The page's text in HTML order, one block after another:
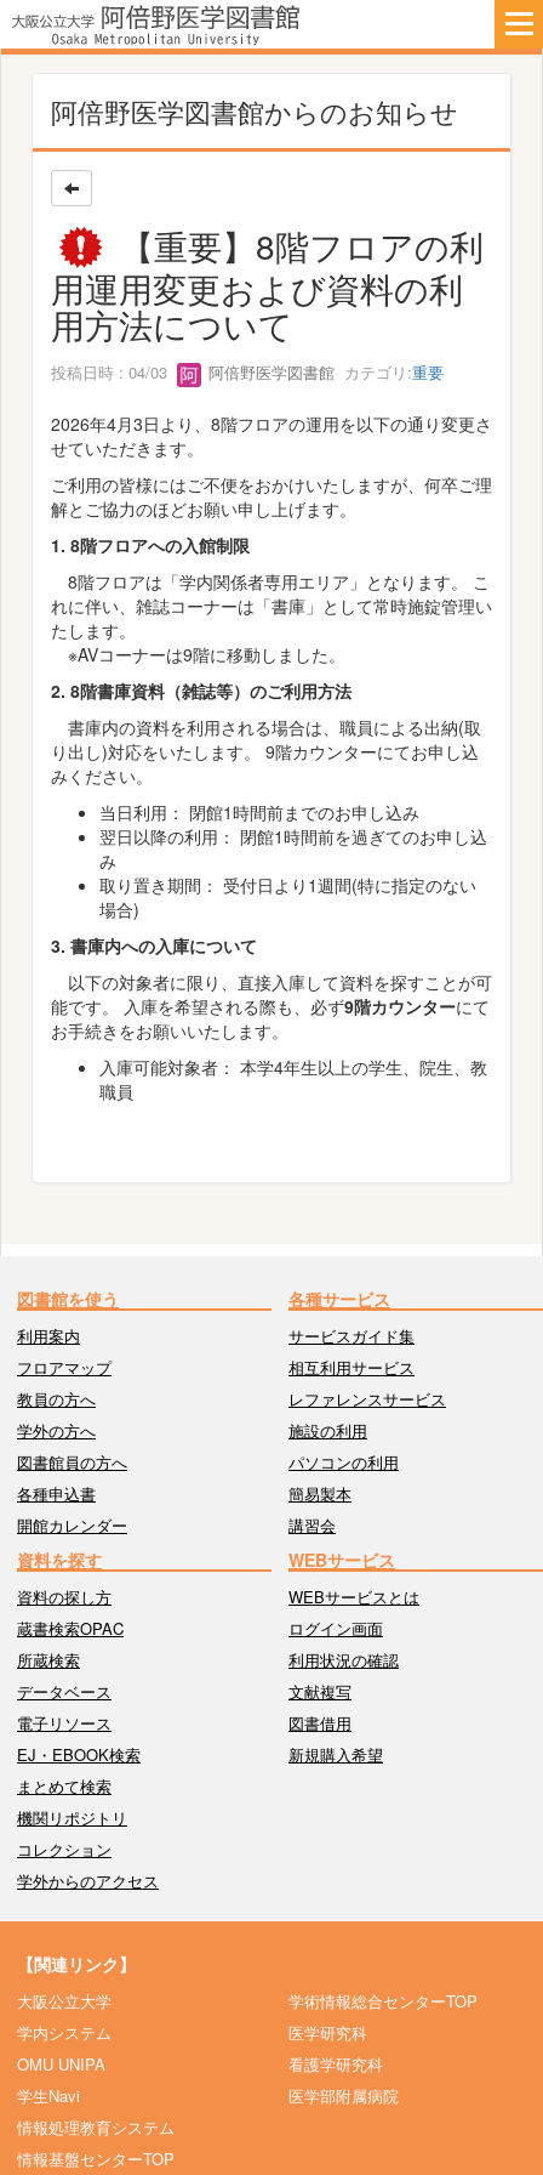
阿倍野医学図書館からのお知らせ
【重要】8階フロアの利
用運用変更および資料の利
用方法について
投稿日時 : 04/03 阿倍野医学図書館 カテゴリ:重要
2026年4月3日より、8階フロアの運用を以下の通り変更さ
せていただきます。
ご利用の皆様にはご不便をおかけいたしますが、何卒ご理
解とご協力のほどお願い申し上げます。
1. 8階フロアへの入館制限
8階フロアは「学内関係者専用エリア」となります。 こ
れに伴い、雑誌コーナーは「書庫」として常時施錠管理い
たします。
※AVコーナーは9階に移動しました。
2. 8階書庫資料（雑誌等）のご利用方法
書庫内の資料を利用される場合は、職員による出納(取
り出し)対応をいたします。 9階カウンターにてお申し込
みください。
当日利用： 閉館1時間前までのお申し込み
翌日以降の利用： 閉館1時間前を過ぎてのお申し込
み
取り置き期間： 受付日より1週間(特に指定のない
場合)
3. 書庫内への入庫について
以下の対象者に限り、直接入庫して資料を探すことが可
能です。 入庫を希望される際も、必ず9階カウンターにて
お手続きをお願いいたします。
入庫可能対象者： 本学4年生以上の学生、院生、教
職員
図書館を使う
利用案内
フロアマップ
教員の方へ
学外の方へ
図書館員の方へ
各種申込書
開館カレンダー
資料を探す
資料の探し方
蔵書検索OPAC
所蔵検索
データベース
電子リソース
EJ・EBOOK検索
まとめて検索
機関リポジトリ
コレクション
学外からのアクセス
各種サービス
サービスガイド集
相互利用サービス
レファレンスサービス
施設の利用
パソコンの利用
簡易製本
講習会
WEBサービス
WEBサービスとは
ログイン画面
利用状況の確認
文献複写
図書借用
新規購入希望
【関連リンク】
大阪公立大学
学内システム
OMU UNIPA
学生Navi
情報処理教育システム
情報基盤センターTOP
学術情報総合センターTOP
医学研究科
看護学研究科
医学部附属病院
Powered by NetCommons